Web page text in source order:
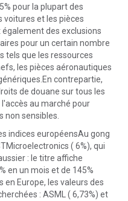
pour la plupart des
voitures et les pièces
des exclusions
pour un certain nombre
tels que les ressources
les pièces aéronautiques
contrepartie,
de douane sur tous les
au marché pour
sensibles.
indices européensAu gong
( 6%), qui
: le titre affiche
en un mois et de 145%
en Europe, les valeurs des
: ASML ( 6,73%) et